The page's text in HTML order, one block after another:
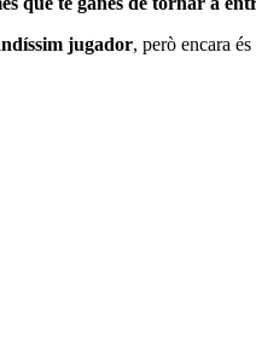
jugador, però encara